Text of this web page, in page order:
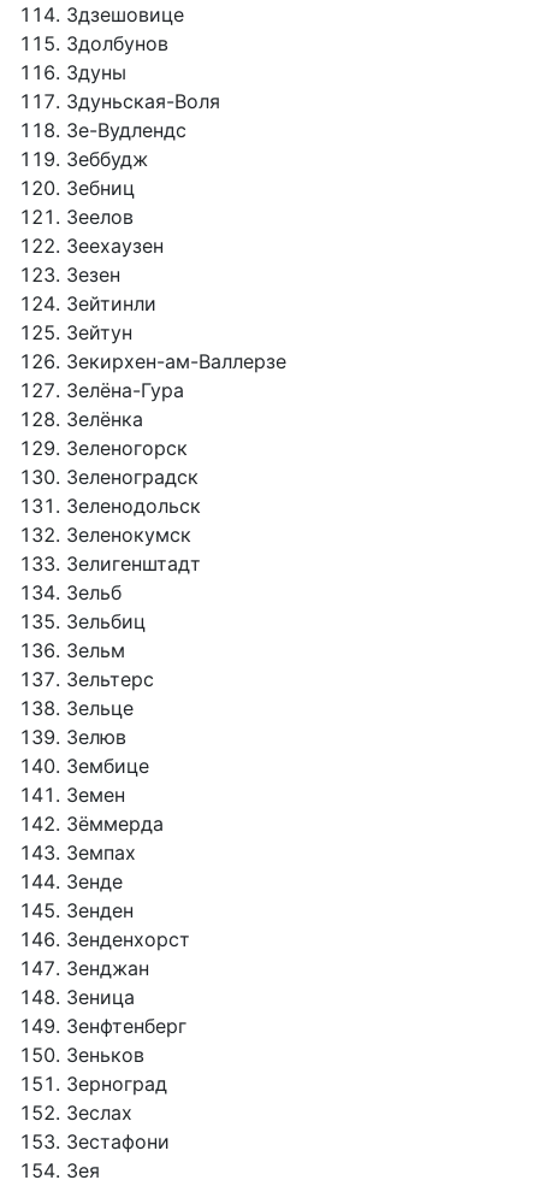
Здзешовице
Здолбунов
Здуны
Здуньская-Воля
Зе-Вудлендс
Зеббудж
Зебниц
Зеелов
Зеехаузен
Зезен
Зейтинли
Зейтун
Зекирхен-ам-Валлерзе
Зелёна-Гура
Зелёнка
Зеленогорск
Зеленоградск
Зеленодольск
Зеленокумск
Зелигенштадт
Зельб
Зельбиц
Зельм
Зельтерс
Зельце
Зелюв
Зембице
Земен
Зёммерда
Земпах
Зенде
Зенден
Зенденхорст
Зенджан
Зеница
Зенфтенберг
Зеньков
Зерноград
Зеслах
Зестафони
Зея